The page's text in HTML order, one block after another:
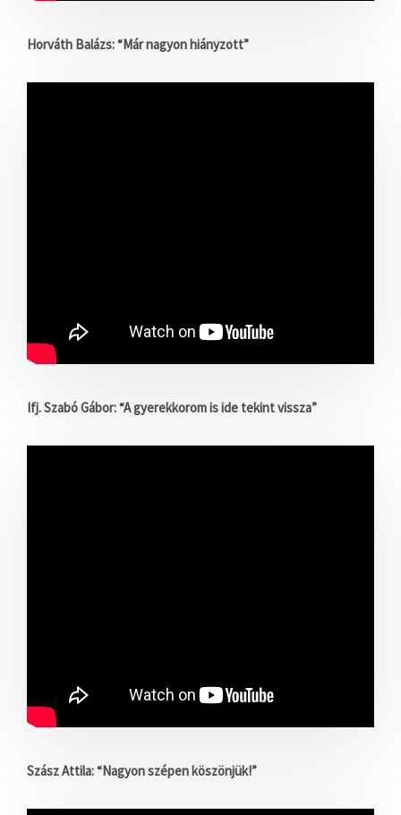
Horváth Balázs: “Már nagyon hiányzott”
Ifj. Szabó Gábor: “A gyerekkorom is ide tekint vissza”
Szász Attila: “Nagyon szépen köszönjük!”